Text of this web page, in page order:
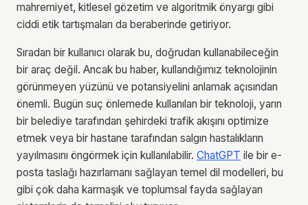
mahremiyet, kitlesel gözetim ve algoritmik önyargı gibi
ciddi etik tartışmaları da beraberinde getiriyor.
Sıradan bir kullanıcı olarak bu, doğrudan kullanabileceğin
bir araç değil. Ancak bu haber, kullandığımız teknolojinin
görünmeyen yüzünü ve potansiyelini anlamak açısından
önemli. Bugün suç önlemede kullanılan bir teknoloji, yarın
bir belediye tarafından şehirdeki trafik akışını optimize
etmek veya bir hastane tarafından salgın hastalıkların
yayılmasını öngörmek için kullanılabilir. ChatGPT ile bir e-
posta taslağı hazırlamanı sağlayan temel dil modelleri, bu
gibi çok daha karmaşık ve toplumsal fayda sağlayan